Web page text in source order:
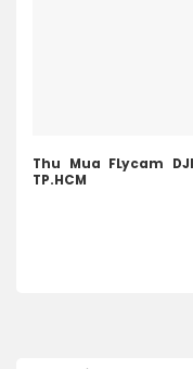
Thu Mua FLycam
TP.HCM